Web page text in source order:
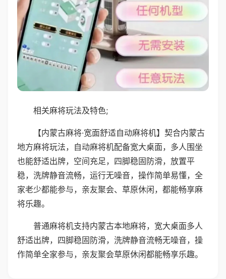
相关麻将玩法及特色;
【内蒙古麻将·宽面舒适自动麻将机】契合内蒙古
地方麻将玩法，自动麻将机配备宽大桌面，多人围坐
也能舒适出牌，空间充足，四脚稳固防滑，放置平
稳，洗牌静音流畅，运行无噪音，操作简单易懂，全
家老少都能参与，亲友聚会、草原休闲，都能畅享麻
将乐趣。
普通麻将机支持内蒙古本地麻将，宽大桌面多人
舒适出牌，四脚稳固防滑，洗牌静音流畅无噪音，操
作简单全家参与，亲友聚会草原休闲都能畅享乐趣。